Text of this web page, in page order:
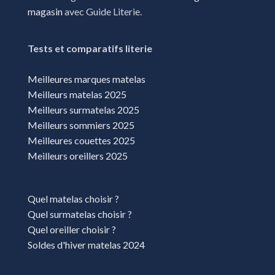
La ciotat
La Trinité
La Valette-du-Var
Le Luc
Les milles
Les Pennes-Mirabeau
Mandelieu-la-Napoule
magasinavec Guide Literie.
Tests et comparatifs literie
Meilleures marques matelas
Meilleurs matelas 2025
Meilleurs surmatelas 2025
Meilleurs sommiers 2025
Meilleures couettes 2025
Meilleurs oreillers 2025
Quel matelas choisir ?
Quel surmatelas choisir ?
Quel oreiller choisir ?
Soldes d'hiver matelas 2024